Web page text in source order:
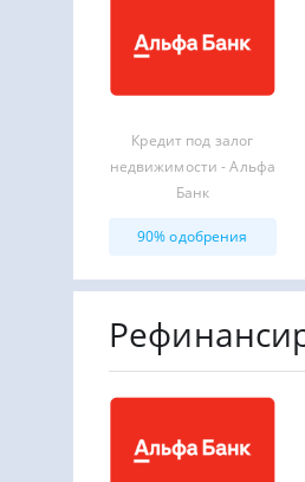
Кредит под залог
недвижимости - Альфа
Банк
90% одобрения